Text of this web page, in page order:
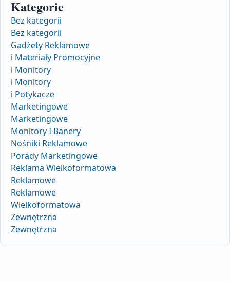
Kategorie
Bez kategorii
Bez kategorii
Gadżety Reklamowe
i Materiały Promocyjne
i Monitory
i Monitory
i Potykacze
Marketingowe
Marketingowe
Monitory I Banery
Nośniki Reklamowe
Porady Marketingowe
Reklama Wielkoformatowa
Reklamowe
Reklamowe
Wielkoformatowa
Zewnętrzna
Zewnętrzna